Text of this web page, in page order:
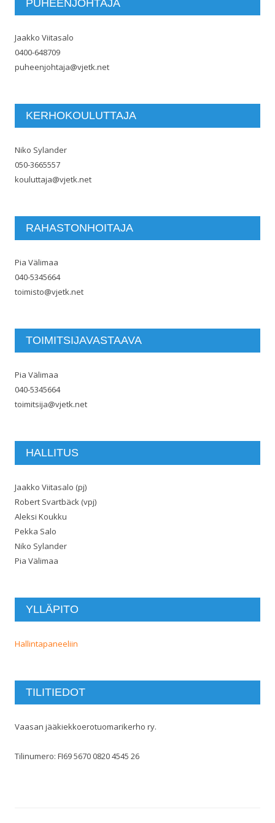
PUHEENJOHTAJA
Jaakko Viitasalo
0400-648709
puheenjohtaja@vjetk.net
KERHOKOULUTTAJA
Niko Sylander
050-3665557
kouluttaja@vjetk.net
RAHASTONHOITAJA
Pia Välimaa
040-5345664
toimisto@vjetk.net
TOIMITSIJAVASTAAVA
Pia Välimaa
040-5345664
toimitsija@vjetk.net
HALLITUS
Jaakko Viitasalo (pj)
Robert Svartbäck (vpj)
Aleksi Koukku
Pekka Salo
Niko Sylander
Pia Välimaa
YLLÄPITO
Hallintapaneeliin
TILITIEDOT
Vaasan jääkiekkoerotuomarikerho ry.
Tilinumero: FI69 5670 0820 4545 26